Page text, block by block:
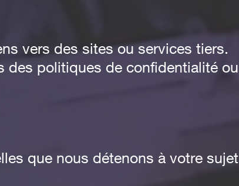
vers des sites ou services tiers.
des politiques de confidentialité ou
que nous détenons à votre sujet